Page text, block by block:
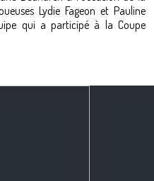
Lydie Fageon et Pauline
qui a participé à la Coupe